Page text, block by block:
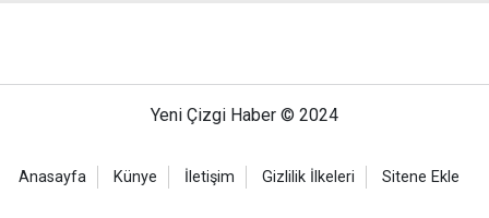
Yeni Çizgi Haber © 2024
Anasayfa Künye İletişim Gizlilik İlkeleri Sitene Ekle